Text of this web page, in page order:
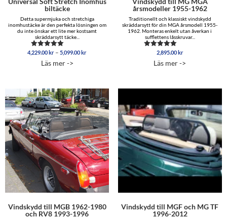
biltäcke
Detta supermjuka och stretchiga
inomhustäcke är den perfekta lösningen om
du inte önskar ett lite mer kostsamt
skräddarsytt täcke...
Betygsatt
av 5
4,229.00 kr – 5,099.00 krPrisintervall:
Läs mer ->
årsmodeller 1955-1962
Traditionellt och klassiskt vindskydd
skräddarsytt för din MGA årsmodell 1955-
1962. Monteras enkelt utan åverkan i
sufflettens låsskruvar...
Betygsatt
av 5
2,895.00 kr
Läs mer ->
Vindskydd till MGB 1962-1980
och RV8 1993-1996
Vindskydd till MGF och MG TF
1996-2012